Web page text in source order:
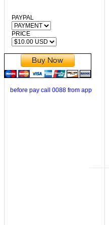
PAYPAL
PRICE
before pay call 0088 from app